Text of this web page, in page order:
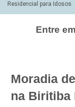
Residencial para Idosos
Entre
Moradia
na Biritiba